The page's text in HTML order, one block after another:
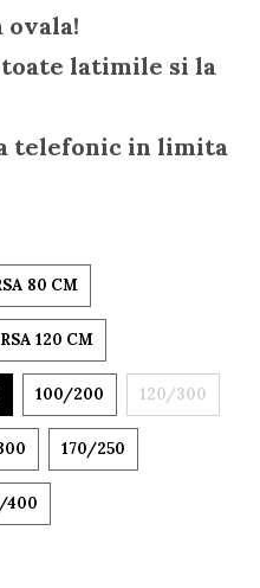
toate latimile si la
telefonic in limita
80 CM
120 CM
100/200 120/300
170/250
400